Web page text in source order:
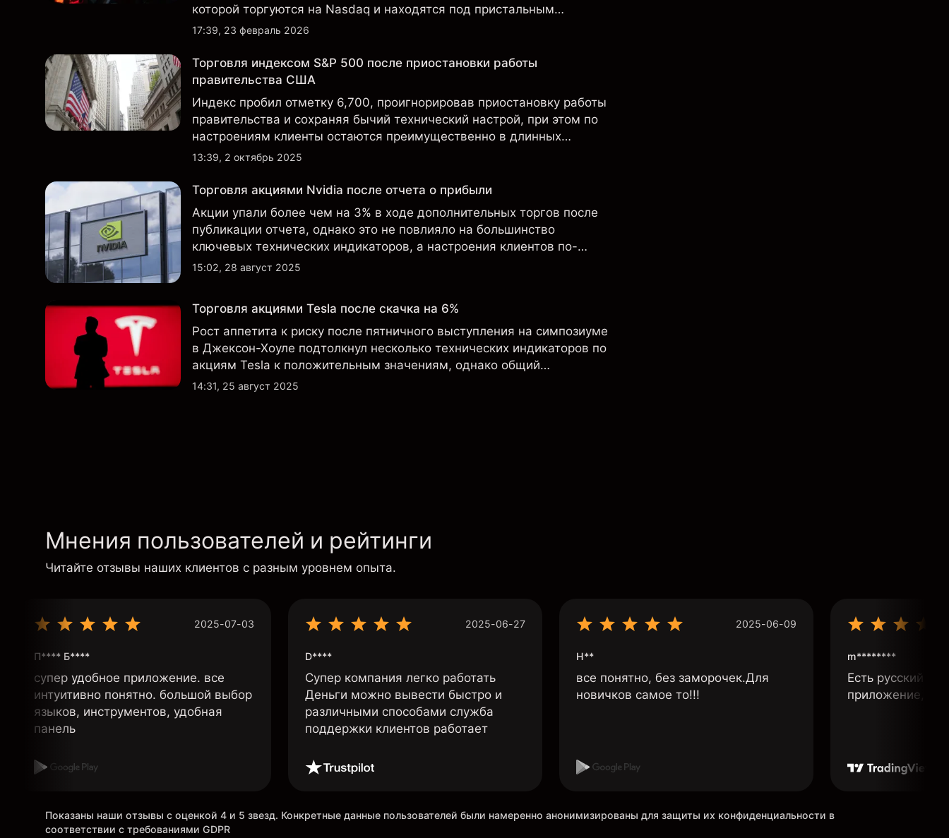
которой торгуются на Nasdaq и находятся под пристальным
вниманием инвесторов в связи с финансовыми результатами,
17:39, 23 февраль 2026
Торговля индексом S&P 500 после приостановки работы
правительства США
Индекс пробил отметку 6,700, проигнорировав приостановку работы
правительства и сохраняя бычий технический настрой, при этом по
настроениям клиенты остаются преимущественно в длинных
позициях.
13:39, 2 октябрь 2025
Торговля акциями Nvidia после отчета о прибыли
Акции упали более чем на 3% в ходе дополнительных торгов после
публикации отчета, однако это не повлияло на большинство
ключевых технических индикаторов, а настроения клиентов по-
прежнему остаются крайне оптимистичными.
15:02, 28 август 2025
Торговля акциями Tesla после скачка на 6%
Рост аппетита к риску после пятничного выступления на симпозиуме
в Джексон-Хоуле подтолкнул несколько технических индикаторов по
акциям Tesla к положительным значениям, однако общий
технический обзор по-прежнему не изменился ни на дневном, ни на
14:31, 25 август 2025
Мнения пользователей и рейтинги
Читайте отзывы наших клиентов с разным уровнем опыта.
2025-07-03
П**** Б****
супер удобное приложение. все
интуитивно понятно. большой выбор
языков, инструментов, удобная
панель
2025-06-27
D****
Супер компания легко работать
Деньги можно вывести быстро и
различными способами служба
поддержки клиентов работает
2025-06-09
Н**
все понятно, без заморочек.Для
новичков самое то!!!
m********
Есть русский
приложение,
Показаны наши отзывы с оценкой 4 и 5 звезд. Конкретные данные пользователей были намеренно анонимизированы для защиты их конфиденциальности в
соответствии с требованиями GDPR